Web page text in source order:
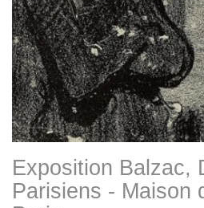
Exposition Balzac,
Parisiens - Maison